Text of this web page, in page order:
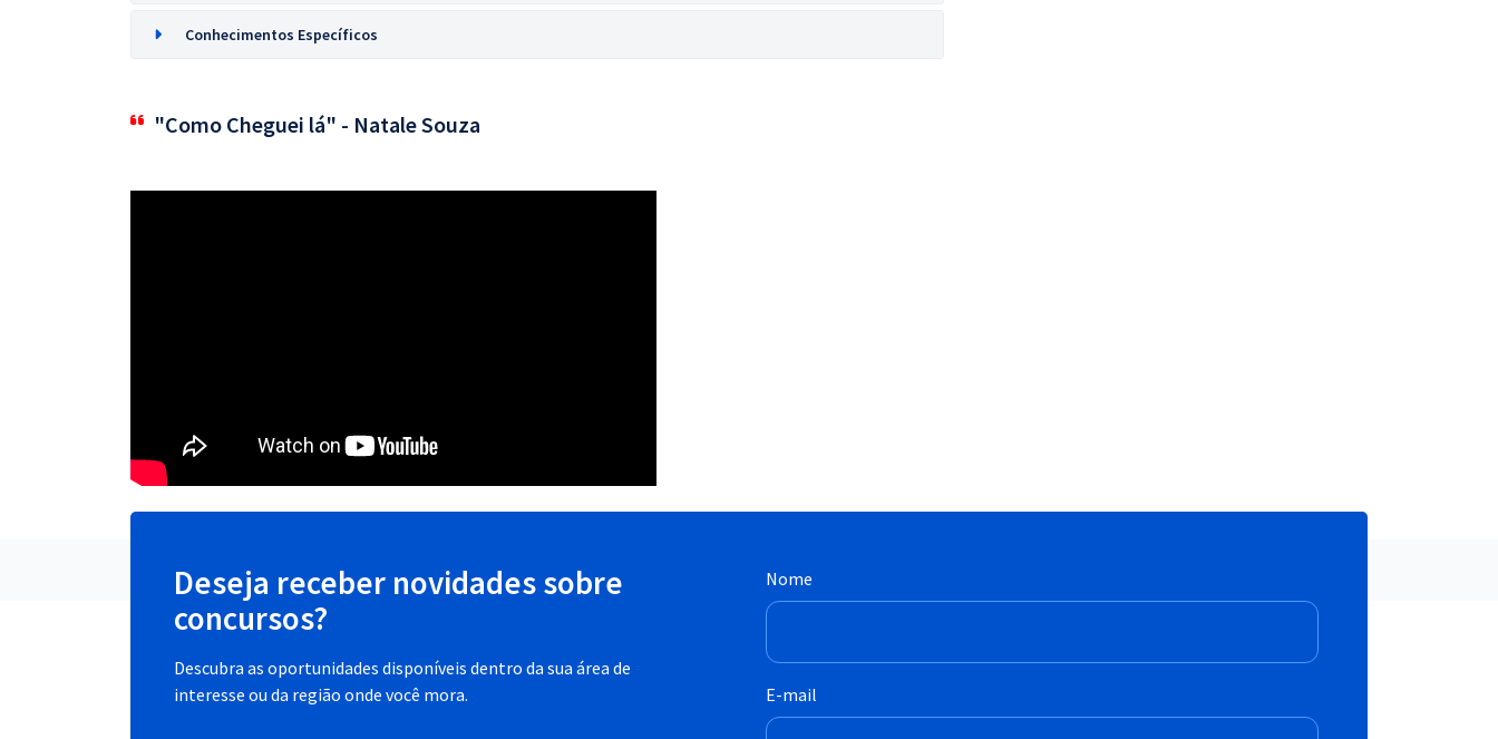
Conhecimentos Específicos
"Como Cheguei lá" - Natale Souza
Deseja receber novidades sobre
concursos?
Descubra as oportunidades disponíveis dentro da sua área de
interesse ou da região onde você mora.
Nome
E-mail